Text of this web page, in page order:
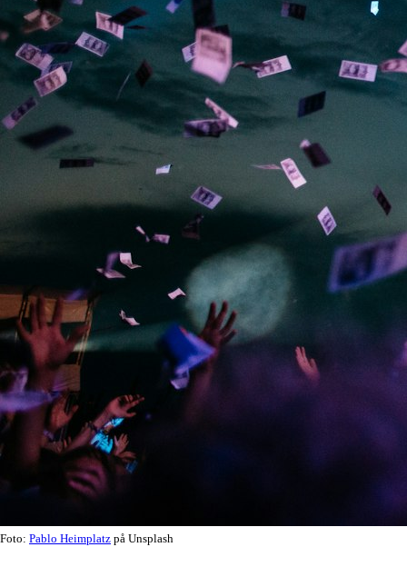
Foto: Pablo Heimplatz på Unsplash